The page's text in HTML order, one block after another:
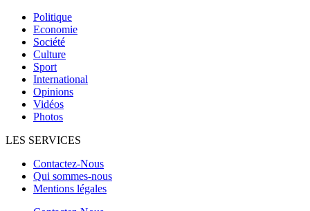
Politique
Economie
Société
Culture
Sport
International
Opinions
Vidéos
Photos
LES SERVICES
Contactez-Nous
Qui sommes-nous
Mentions légales